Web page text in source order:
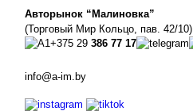
Авторынок “Малиновка”
(Торговый Мир Кольцо, пав. 42/10)
+375 29 386 77 17
info@a-im.by